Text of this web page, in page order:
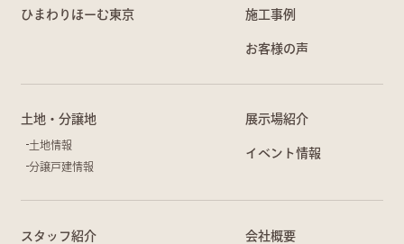
ひまわりほーむ東京 施工事例
お客様の声
土地・分譲地
土地情報
分譲戸建情報
展示場紹介
イベント情報
スタッフ紹介 会社概要